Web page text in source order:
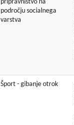
pripravništvo na
področju socialnega
varstva
Šport - gibanje otrok